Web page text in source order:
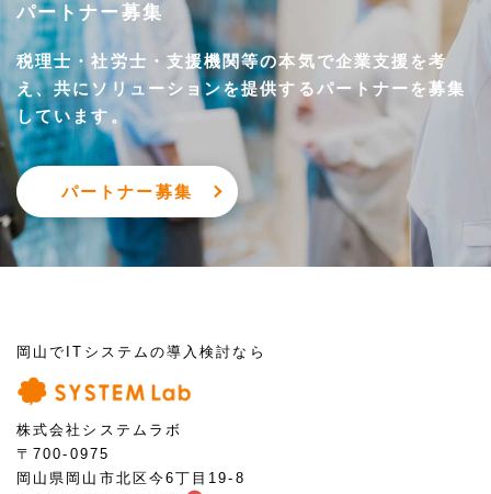
パートナー募集
税理士・社労士・支援機関等の本気で企業支援を考
え、共にソリューションを提供するパートナーを募集
しています。
パートナー募集
岡山でITシステムの導入検討なら
株式会社システムラボ
〒700-0975
岡山県岡山市北区今6丁目19-8